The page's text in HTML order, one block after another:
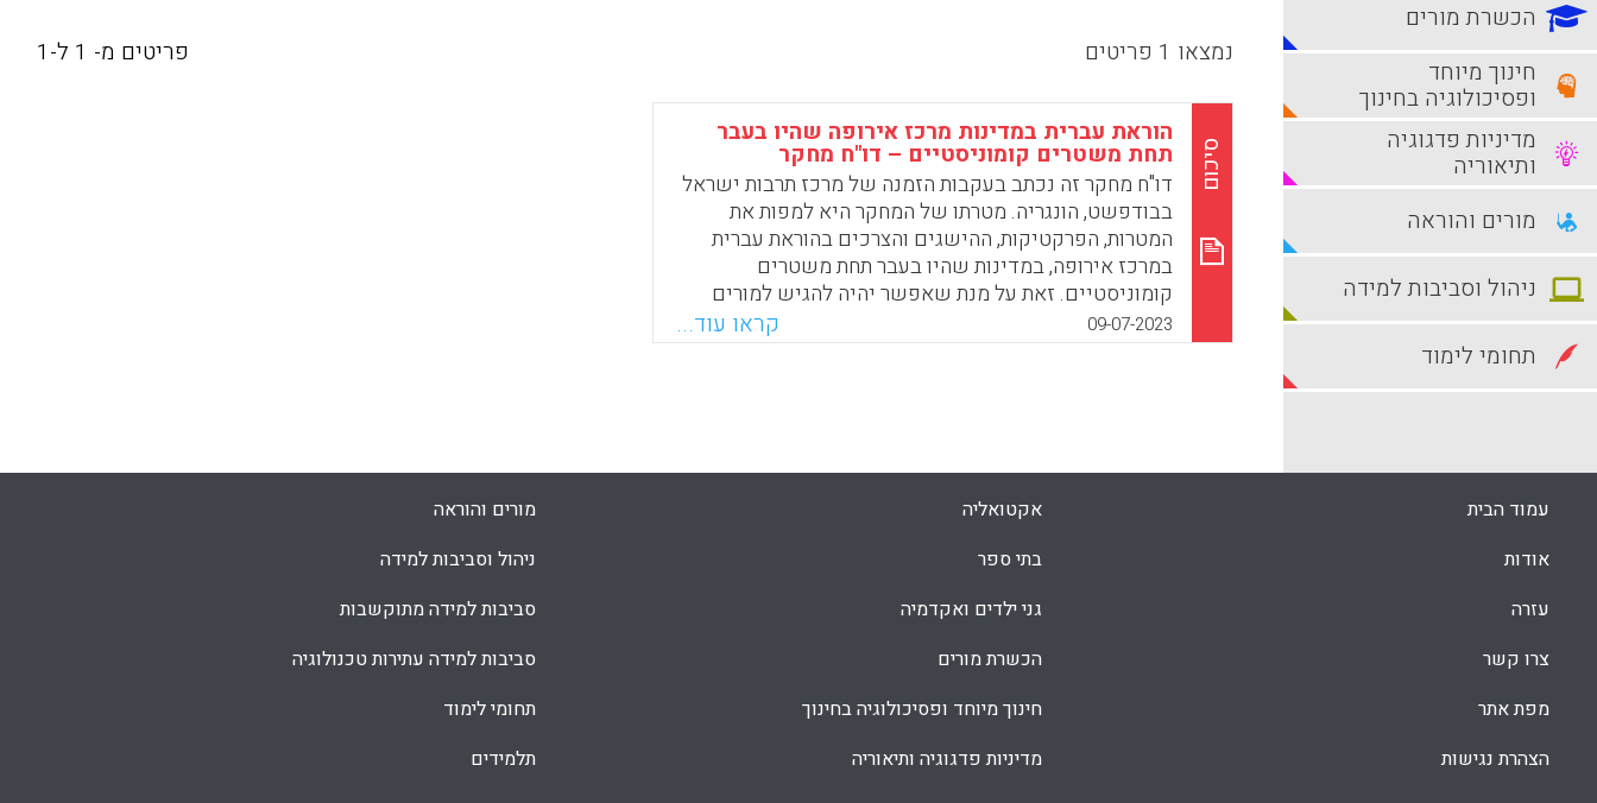
נמצאו 1 פריטים פריטים מ- 1 ל-1
סיכום
הוראת עברית במדינות מרכז אירופה שהיו בעבר
תחת משטרים קומוניסטיים – דו"ח מחקר
דו"ח מחקר זה נכתב בעקבות הזמנה של מרכז תרבות ישראל
בבודפשט, הונגריה. מטרתו של המחקר היא למפות את
המטרות, הפרקטיקות, ההישגים והצרכים בהוראת עברית
במרכז אירופה, במדינות שהיו בעבר תחת משטרים
קומוניסטיים. זאת על מנת שאפשר יהיה להגיש למורים
מלמדים עברית במדינות הללו סיוע שמותאם לצרכיהם
09-07-2023 קראו עוד...
הכשרת מורים
חינוך מיוחד
ופסיכולוגיה בחינוך
מדיניות פדגוגיה
ותיאוריה
מורים והוראה
ניהול וסביבות למידה
תחומי לימוד
עמוד הבית
אודות
עזרה
צרו קשר
מפת אתר
הצהרת נגישות
אקטואליה
בתי ספר
גני ילדים ואקדמיה
הכשרת מורים
חינוך מיוחד ופסיכולוגיה בחינוך
מדיניות פדגוגיה ותיאוריה
מורים והוראה
ניהול וסביבות למידה
סביבות למידה מתוקשבות
סביבות למידה עתירות טכנולוגיה
תחומי לימוד
תלמידים